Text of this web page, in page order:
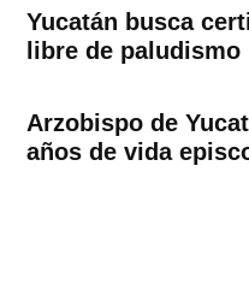
Yucatán busca
libre de paludismo
Arzobispo de
años de vida